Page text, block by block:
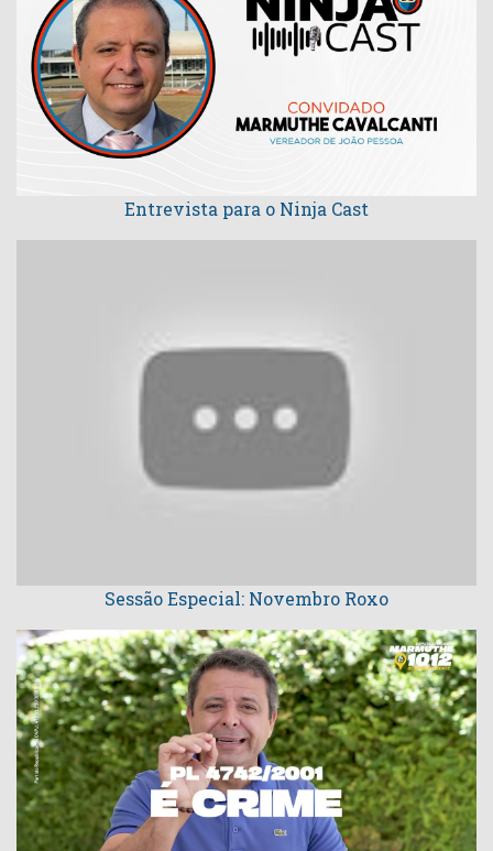
Entrevista para o Ninja Cast
Sessão Especial: Novembro Roxo